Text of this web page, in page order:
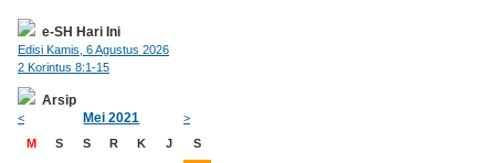
e-SH Hari Ini
Edisi Kamis, 6 Agustus 2026
2 Korintus 8:1-15
Arsip
< Mei 2021
>
M
S S R K J S